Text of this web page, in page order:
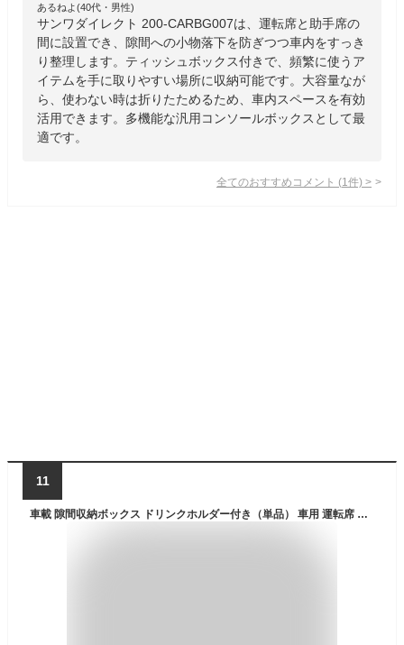
あるねよ(40代・男性)
サンワダイレクト 200-CARBG007は、運転席と助手席の
間に設置でき、隙間への小物落下を防ぎつつ車内をすっき
り整理します。ティッシュボックス付きで、頻繁に使うア
イテムを手に取りやすい場所に収納可能です。大容量なが
ら、使わない時は折りたためるため、車内スペースを有効
活用できます。多機能な汎用コンソールボックスとして最
適です。
全てのおすすめコメント (1 件) >
11
車載 隙間収納ボックス ドリンクホルダー付き（単品） 車用 運転席 助手席 サイドポケット マルチポケット フリーポケット コンソール すきま収納 隙間 車内収納 シートポケット 汎用 ドリンクホルダー 収納